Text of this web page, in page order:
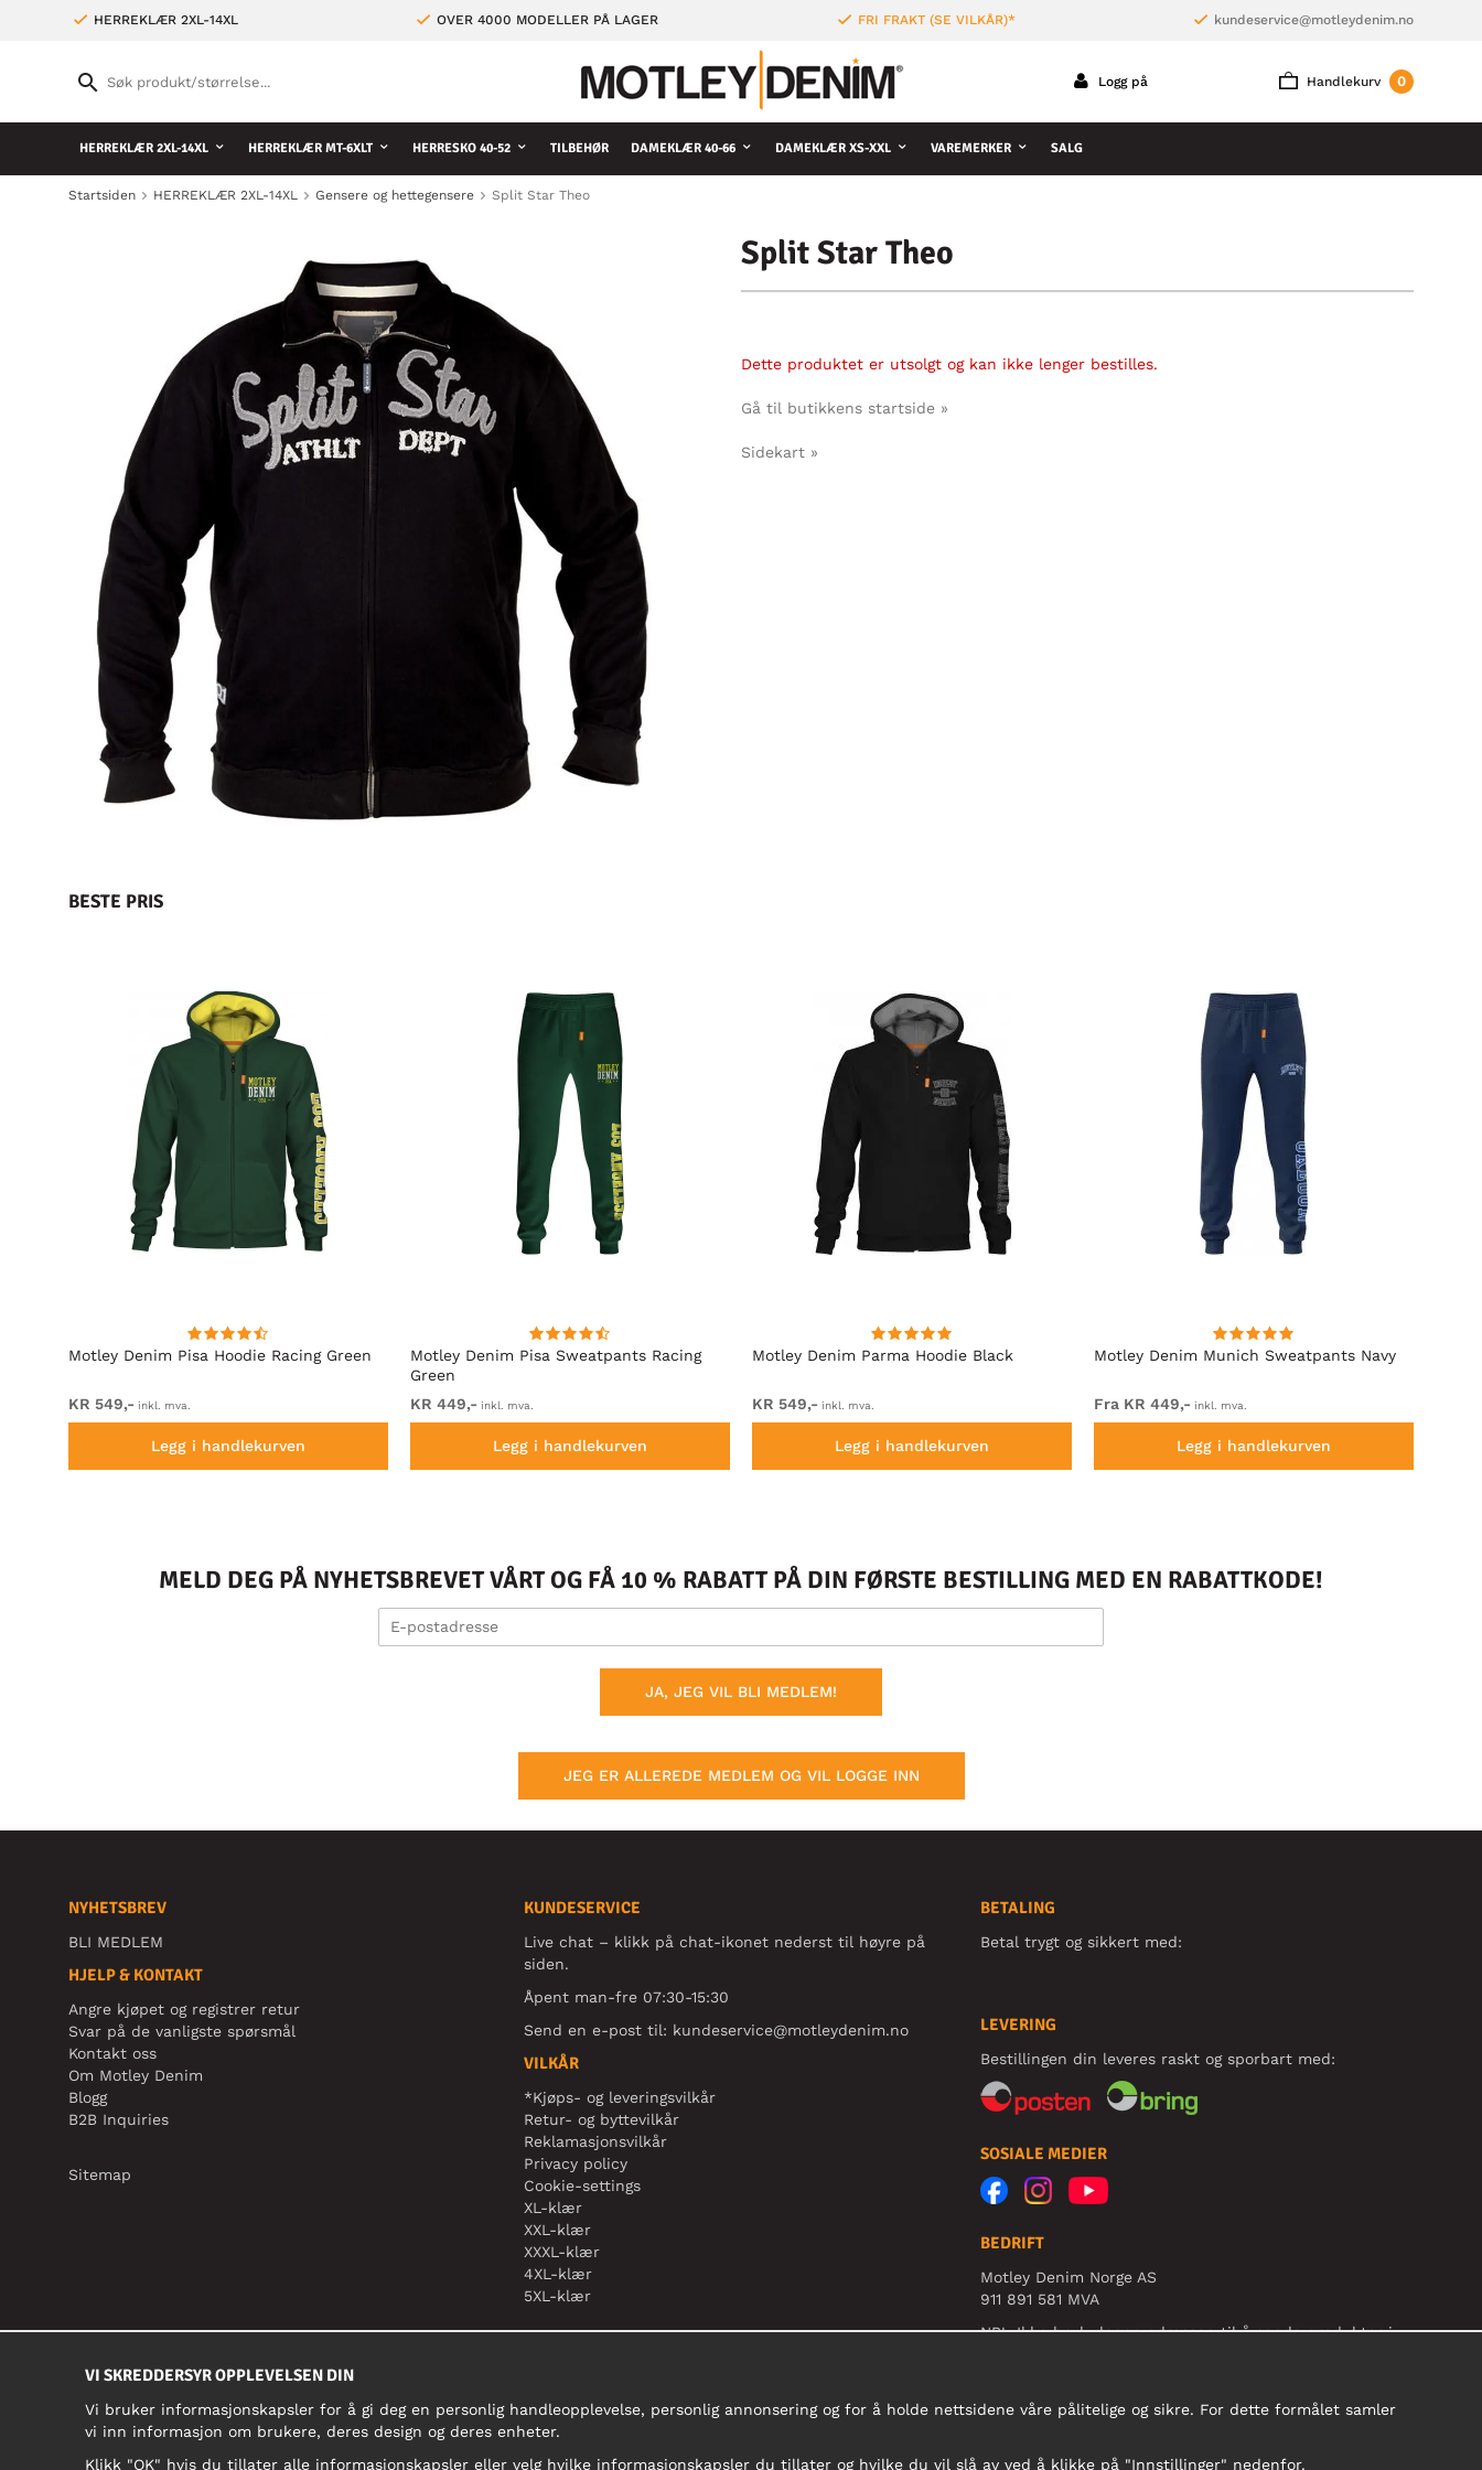
HERREKLÆR 2XL-14XL OVER 4000 MODELLER PÅ LAGER FRI FRAKT (SE VILKÅR)* kundeservice@motleydenim.no
Handlekurv 0
Logg på
HERREKLÆR 2XL-14XL HERREKLÆR MT-6XLT HERRESKO 40-52 TILBEHØR DAMEKLÆR 40-66 DAMEKLÆR XS-XXL VAREMERKER SALG
Startsiden HERREKLÆR 2XL-14XL Gensere og hettegensere Split Star Theo
Split Star Theo
Dette produktet er utsolgt og kan ikke lenger bestilles.
Gå til butikkens startside »
Sidekart »
BESTE PRIS
Motley Denim Pisa Hoodie Racing Green
KR 549,- inkl. mva.
Legg i handlekurven
Motley Denim Pisa Sweatpants Racing
Green
KR 449,- inkl. mva.
Legg i handlekurven
Motley Denim Parma Hoodie Black
KR 549,- inkl. mva.
Legg i handlekurven
Motley Denim Munich Sweatpants Navy
Fra KR 449,- inkl. mva.
Legg i handlekurven
MELD DEG PÅ NYHETSBREVET VÅRT OG FÅ 10 % RABATT PÅ DIN FØRSTE BESTILLING MED EN RABATTKODE!
JA, JEG VIL BLI MEDLEM!
JEG ER ALLEREDE MEDLEM OG VIL LOGGE INN
NYHETSBREV
BLI MEDLEM
HJELP & KONTAKT
Angre kjøpet og registrer retur
Svar på de vanligste spørsmål
Kontakt oss
Om Motley Denim
Blogg
B2B Inquiries
Sitemap
KUNDESERVICE
Live chat – klikk på chat-ikonet nederst til høyre på
siden.
Åpent man-fre 07:30-15:30
Send en e-post til: kundeservice@motleydenim.no
VILKÅR
*Kjøps- og leveringsvilkår
Retur- og byttevilkår
Reklamasjonsvilkår
Privacy policy
Cookie-settings
XL-klær
XXL-klær
XXXL-klær
4XL-klær
5XL-klær
BETALING
Betal trygt og sikkert med:
LEVERING
Bestillingen din leveres raskt og sporbart med:
SOSIALE MEDIER
BEDRIFT
Motley Denim Norge AS
911 891 581 MVA
NB! Ikke bruk denne adressen til å sende produkter i
VI SKREDDERSYR OPPLEVELSEN DIN
Vi bruker informasjonskapsler for å gi deg en personlig handleopplevelse, personlig annonsering og for å holde nettsidene våre pålitelige og sikre. For dette formålet samler
vi inn informasjon om brukere, deres design og deres enheter.
Klikk "OK" hvis du tillater alle informasjonskapsler eller velg hvilke informasjonskapsler du tillater og hvilke du vil slå av ved å klikke på "Innstillinger" nedenfor.